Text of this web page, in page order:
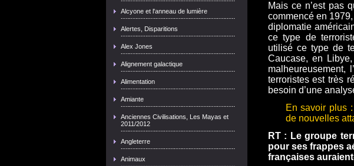
Alcyone et l'anneau de lumière
Alertes, Disparitions
Alex Jones
Alignement galactique
Alimentation
Amiante
Anciennes Civilisations, Les Mayas et
2011/2012
Angleterre
Animaux
Mais ce n’est pas
commencé en
diplomatie
ce type de
utilisé ce type de
Caucase, en
malheureusement,
terroristes est très
besoin d’une
En savoir plus
de nouvelles
RT : Le groupe
pour ses frappes
françaises